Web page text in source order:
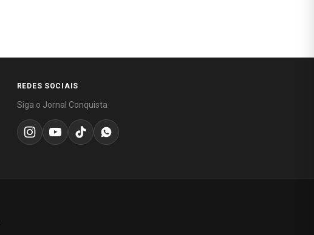
REDES SOCIAIS
Siga o Jornal Conquista